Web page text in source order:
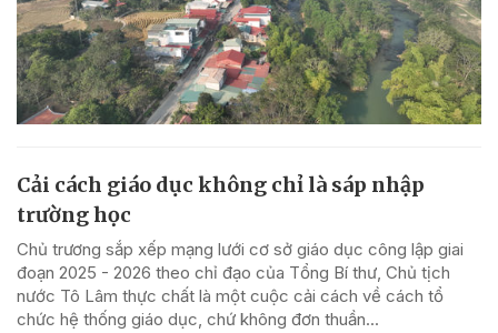
Cải cách giáo dục không chỉ là sáp nhập
trường học
Chủ trương sắp xếp mạng lưới cơ sở giáo dục công lập giai
đoạn 2025 - 2026 theo chỉ đạo của Tổng Bí thư, Chủ tịch
nước Tô Lâm thực chất là một cuộc cải cách về cách tổ
chức hệ thống giáo dục, chứ không đơn thuần...